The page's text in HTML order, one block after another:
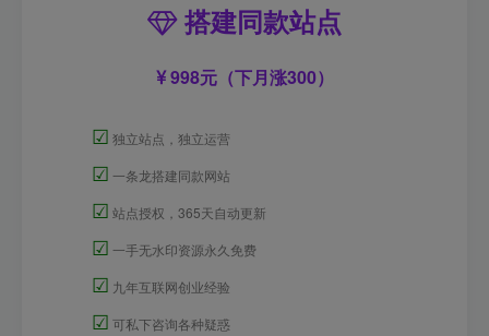
搭建同款站点
998元（下月涨300）
☑ 独立站点，独立运营
☑ 一条龙搭建同款网站
☑ 站点授权，365天自动更新
☑ 一手无水印资源永久免费
☑ 九年互联网创业经验
☑ 可私下咨询各种疑惑